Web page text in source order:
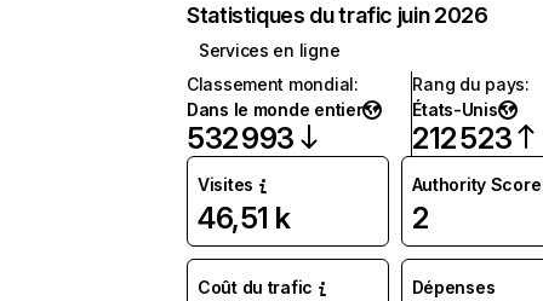
Statistiques du trafic juin 2026
Services en ligne
Classement mondial:
Dans le monde entier
532 993
Rang du pays:
États-Unis
212 523
Visites
46,51 k
Authority Score
2
Coût du trafic
Dépenses